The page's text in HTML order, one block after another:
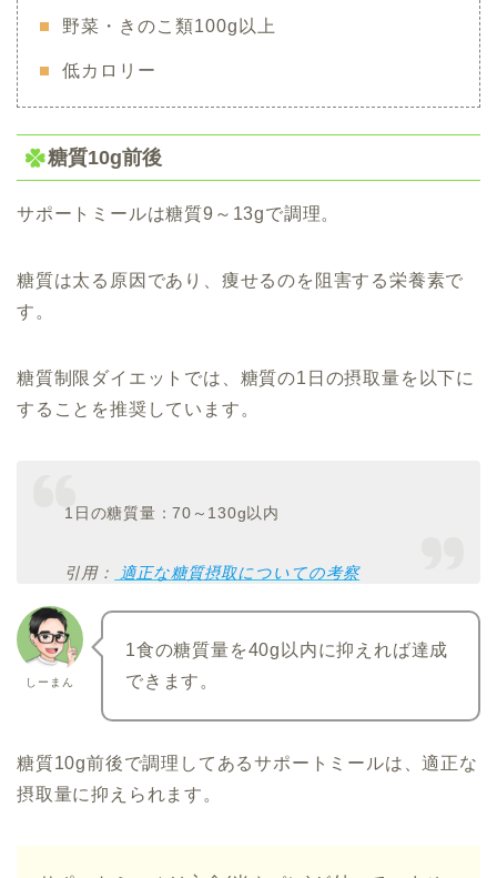
野菜・きのこ類100g以上
低カロリー
糖質10g前後
サポートミールは糖質9～13gで調理。
糖質は太る原因であり、痩せるのを阻害する栄養素で
す。
糖質制限ダイエットでは、糖質の1日の摂取量を以下に
することを推奨しています。
1日の糖質量：70～130g以内
引用： 適正な糖質摂取についての考察
しーまん
1食の糖質量を40g以内に抑えれば達成
できます。
糖質10g前後で調理してあるサポートミールは、適正な
摂取量に抑えられます。